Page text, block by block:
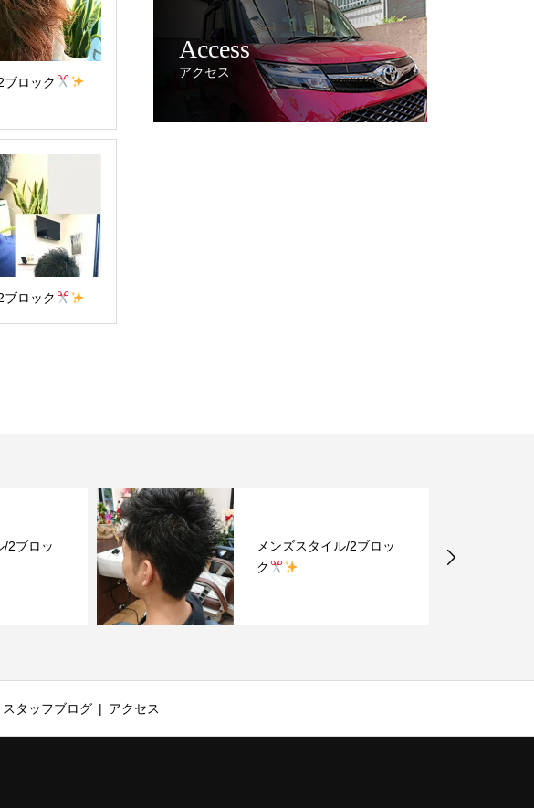
ブロック
ブロック
Access
アクセス
メンズスタイル/2ブロッ
ク
小学生カット/
カン
スタッフブログ アクセス